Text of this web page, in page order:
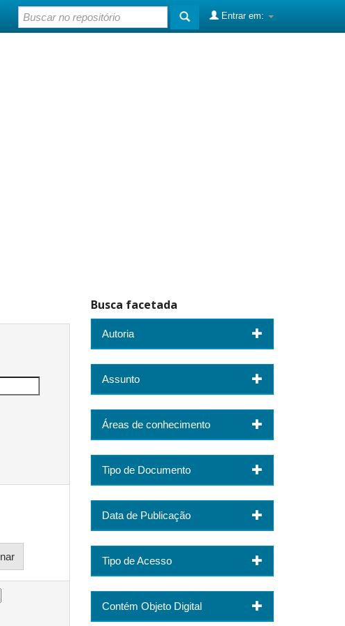
Entrar em:
Busca facetada
Autoria
Assunto
Áreas de conhecimento
Tipo de Documento
Data de Publicação
Tipo de Acesso
Contém Objeto Digital